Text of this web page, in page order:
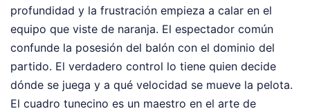
profundidad y la frustración empieza a calar en el
equipo que viste de naranja. El espectador común
confunde la posesión del balón con el dominio del
partido. El verdadero control lo tiene quien decide
dónde se juega y a qué velocidad se mueve la pelota.
El cuadro tunecino es un maestro en el arte de